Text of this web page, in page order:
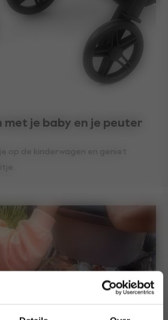
met je baby en je peuter